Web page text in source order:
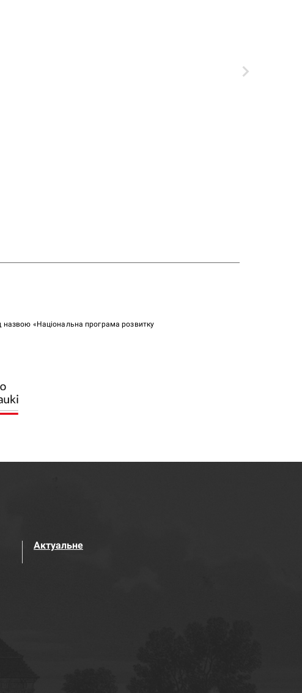
назвою «Національна програма розвитку
Актуальне